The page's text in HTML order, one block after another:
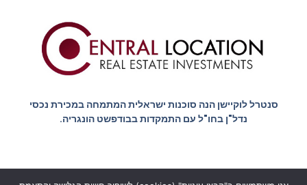
סנטרל לוקיישן הנה סוכנות ישראלית המתמחה במכירת נכסי
נדל"ן בחו"ל עם התמקדות בבודפשט הונגריה.